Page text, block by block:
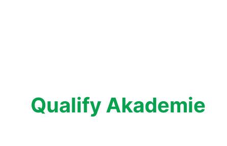
Qualify Akademie